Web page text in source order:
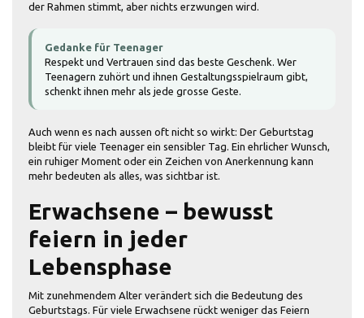
der Rahmen stimmt, aber nichts erzwungen wird.
Gedanke für Teenager
Respekt und Vertrauen sind das beste Geschenk. Wer
Teenagern zuhört und ihnen Gestaltungsspielraum gibt,
schenkt ihnen mehr als jede grosse Geste.
Auch wenn es nach aussen oft nicht so wirkt: Der Geburtstag
bleibt für viele Teenager ein sensibler Tag. Ein ehrlicher Wunsch,
ein ruhiger Moment oder ein Zeichen von Anerkennung kann
mehr bedeuten als alles, was sichtbar ist.
Erwachsene – bewusst
feiern in jeder
Lebensphase
Mit zunehmendem Alter verändert sich die Bedeutung des
Geburtstags. Für viele Erwachsene rückt weniger das Feiern